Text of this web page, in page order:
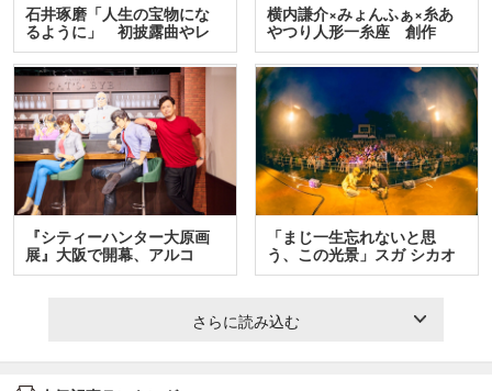
石井琢磨「人生の宝物にな
るように」 初披露曲やレ
ア…
横内謙介×みょんふぁ×糸あ
やつり人形一糸座 創作
人…
『シティーハンター大原画
展』大阪で開幕、アルコ
＆…
「まじ一生忘れないと思
う、この光景」スガ シカオ
と…
さらに読み込む